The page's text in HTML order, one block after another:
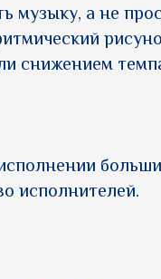
музыку, а не
снижением
исполнителей.